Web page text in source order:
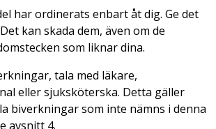
har ordinerats enbart åt dig. Ge det
kan skada dem, även om de
som liknar dina.
tala med läkare,
eller sjuksköterska. Detta gäller
biverkningar som inte nämns i denna
avsnitt 4.